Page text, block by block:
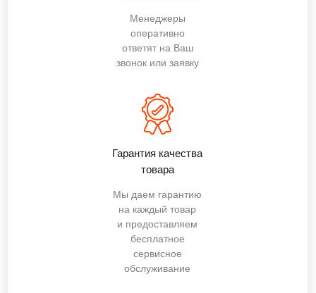
Гарантия качества
товара
Мы даем гарантию
на каждый товар
и предоставляем
бесплатное
сервисное
обслуживание
Менеджеры
оперативно
ответят на Ваш
звонок или заявку